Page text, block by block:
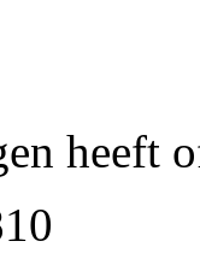
heeft